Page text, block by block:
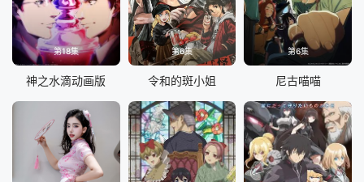
第18集
神之水滴动画版
第6集
令和的斑小姐
第6集
尼古喵喵